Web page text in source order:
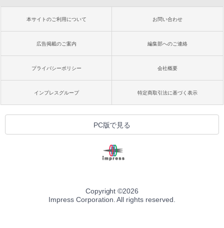
本サイトのご利用について お問い合わせ
広告掲載のご案内 編集部へのご連絡
プライバシーポリシー 会社概要
インプレスグループ 特定商取引法に基づく表示
PC版で見る
Copyright ©2026
Impress Corporation. All rights reserved.